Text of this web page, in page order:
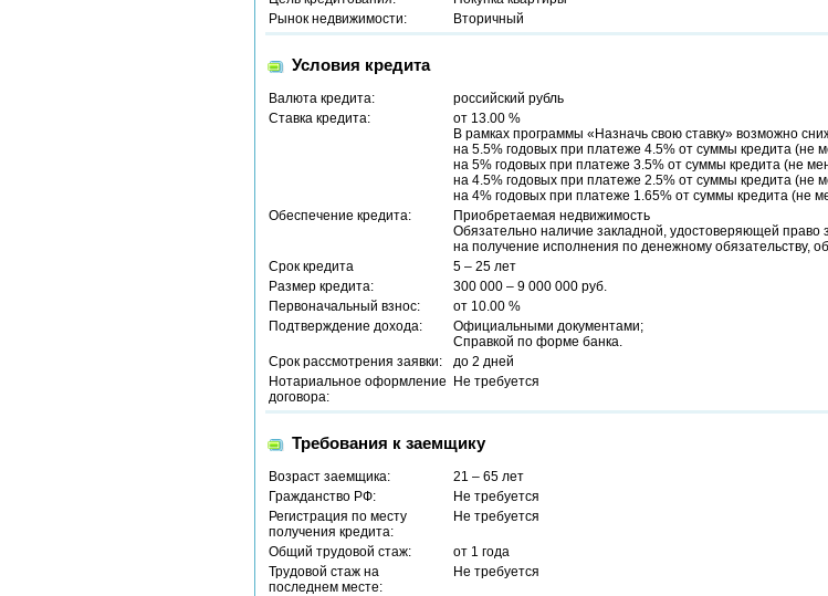
Рынок недвижимости:
Вторичный
Условия кредита
Валюта кредита:
российский рубль
Ставка кредита:
от 13.00 %
В рамках программы «Назначь свою ставку» возможно
на 5.5% годовых при платеже 4.5% от суммы кредита (не
на 5% годовых при платеже 3.5% от суммы кредита (не
на 4.5% годовых при платеже 2.5% от суммы кредита (не
на 4% годовых при платеже 1.65% от суммы кредита (не
Обеспечение кредита:
Приобретаемая недвижимость
Обязательно наличие закладной, удостоверяющей
на получение исполнения по денежному обязательству,
Срок кредита
5 – 25 лет
Размер кредита:
300 000 – 9 000 000 руб.
Первоначальный взнос:
от 10.00 %
Подтверждение дохода:
Официальными документами;
Справкой по форме банка.
Срок рассмотрения заявки:
до 2 дней
Нотариальное оформление
договора:
Не требуется
Требования к заемщику
Возраст заемщика:
21 – 65 лет
Гражданство РФ:
Не требуется
Регистрация по месту
получения кредита:
Не требуется
Общий трудовой стаж:
от 1 года
Трудовой стаж на
последнем месте:
Не требуется